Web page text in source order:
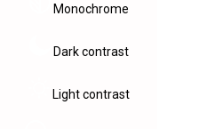
Monochrome
Dark contrast
Light contrast